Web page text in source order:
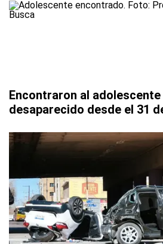
Encontraron al
desaparecido desde el 31